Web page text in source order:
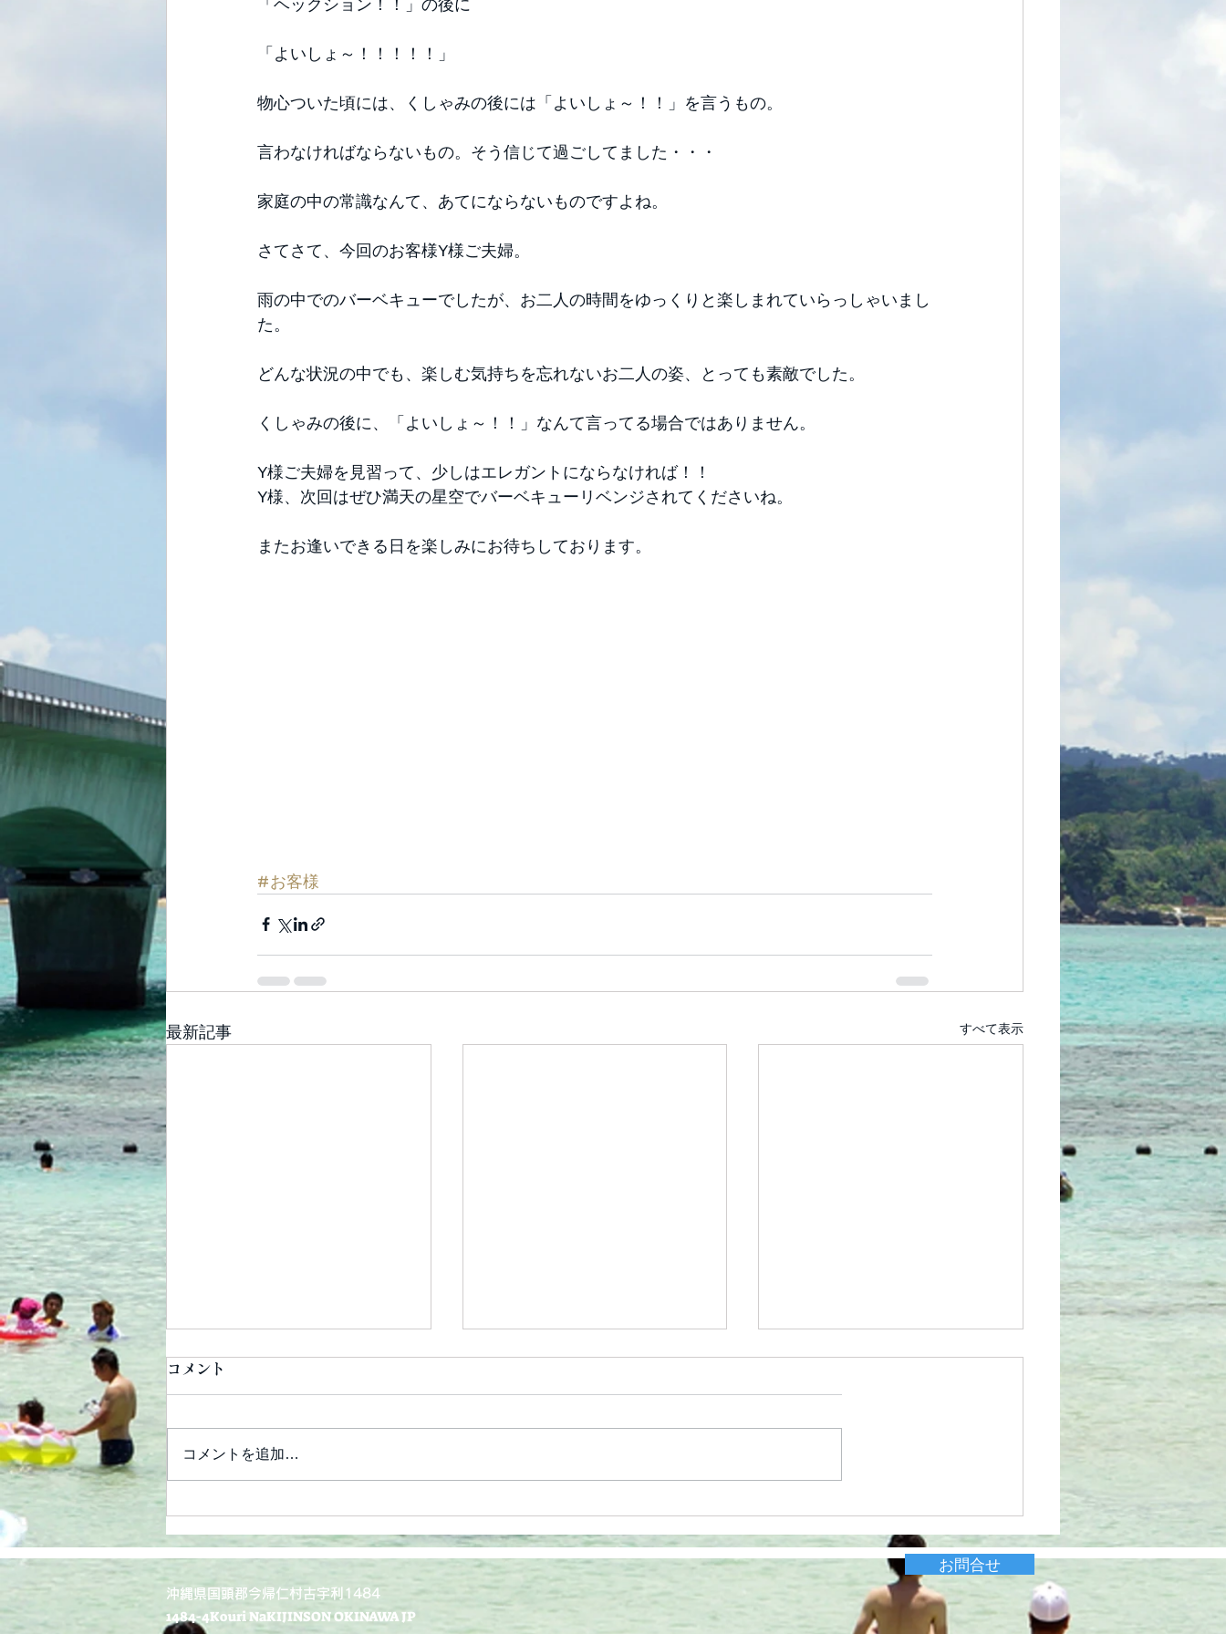
「ヘックション！！」の後に
「よいしょ～！！！！！」
物心ついた頃には、くしゃみの後には「よいしょ～！！」を言うもの。
言わなければならないもの。そう信じて過ごしてました・・・
家庭の中の常識なんて、あてにならないものですよね。
さてさて、今回のお客様Y様ご夫婦。
雨の中でのバーベキューでしたが、お二人の時間をゆっくりと楽しまれていらっしゃいまし
た。
どんな状況の中でも、楽しむ気持ちを忘れないお二人の姿、とっても素敵でした。
くしゃみの後に、「よいしょ～！！」なんて言ってる場合ではありません。
Y様ご夫婦を見習って、少しはエレガントにならなければ！！
Y様、次回はぜひ満天の星空でバーベキューリベンジされてくださいね。
またお逢いできる日を楽しみにお待ちしております。
#お客様
最新記事 すべて表示
全国旅行支援についてご案内
コメント
コメントを追加…
お問合せ
​沖縄県国頭郡今帰仁村古宇利1484
​1484-4Kouri NaKIJINSON OKINAWA JP